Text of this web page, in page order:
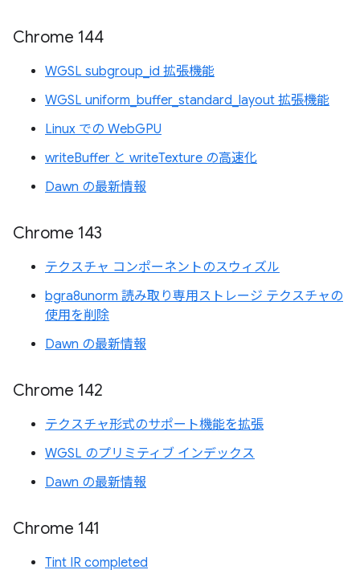
Chrome 144
WGSL subgroup_id 拡張機能
WGSL uniform_buffer_standard_layout 拡張機能
Linux での WebGPU
writeBuffer と writeTexture の高速化
Dawn の最新情報
Chrome 143
テクスチャ コンポーネントのスウィズル
bgra8unorm 読み取り専用ストレージ テクスチャの
使用を削除
Dawn の最新情報
Chrome 142
テクスチャ形式のサポート機能を拡張
WGSL のプリミティブ インデックス
Dawn の最新情報
Chrome 141
Tint IR completed